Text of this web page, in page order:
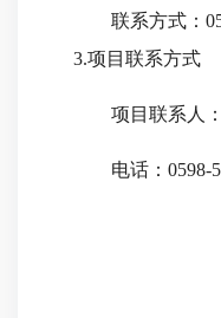
联系方式：
3.项目联系方式
项目联系人：
电话： 0598-